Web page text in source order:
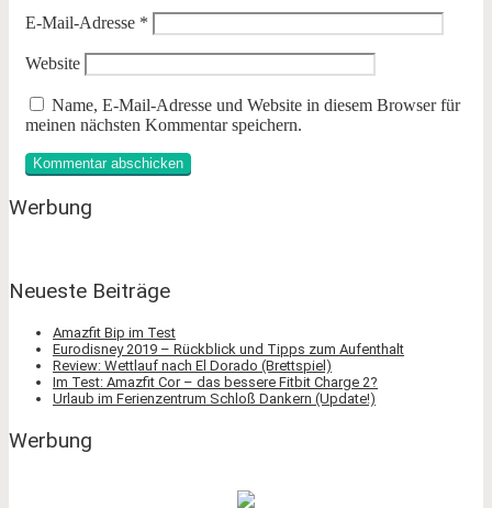
E-Mail-Adresse *
Website
Name, E-Mail-Adresse und Website in diesem Browser für
meinen nächsten Kommentar speichern.
Werbung
Neueste Beiträge
Amazfit Bip im Test
Eurodisney 2019 – Rückblick und Tipps zum Aufenthalt
Review: Wettlauf nach El Dorado (Brettspiel)
Im Test: Amazfit Cor – das bessere Fitbit Charge 2?
Urlaub im Ferienzentrum Schloß Dankern (Update!)
Werbung